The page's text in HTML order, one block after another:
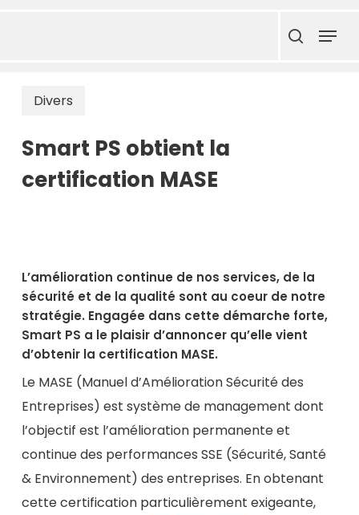
search
Menu
Divers
Smart PS obtient la
certification MASE
L’amélioration continue de nos services, de la
sécurité et de la qualité sont au coeur de notre
stratégie. Engagée dans cette démarche forte,
Smart PS a le plaisir d’annoncer qu’elle vient
d’obtenir la certification MASE.
Le MASE (Manuel d’Amélioration Sécurité des
Entreprises) est système de management dont
l’objectif est l’amélioration permanente et
continue des performances SSE (Sécurité, Santé
& Environnement) des entreprises. En obtenant
cette certification particulièrement exigeante,